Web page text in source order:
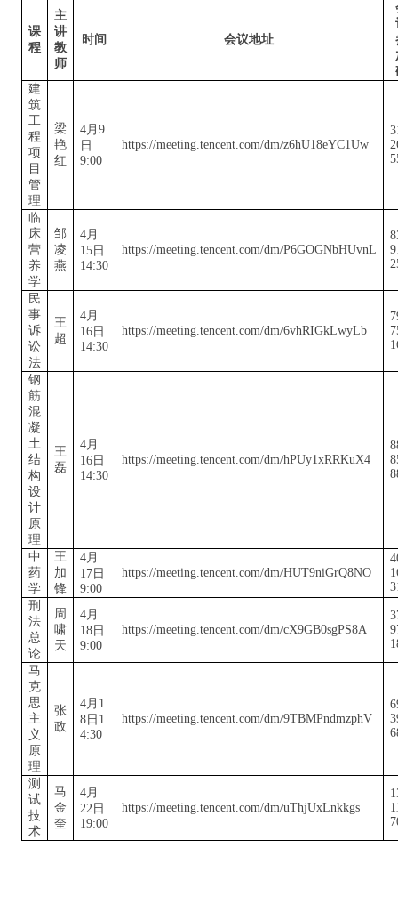
课
程
主
讲
教
师
时间 会议地址
建
筑
工
程
项
目
管
理
梁
艳
红
4月9
日
9:00
https://meeting.tencent.com/dm/z6hU18eYC1Uw
临
床
营
养
学
邹
凌
燕
4月
15日
14:30
https://meeting.tencent.com/dm/P6GOGNbHUvnL
民
事
诉
讼
法
王
超
4月
16日
14:30
https://meeting.tencent.com/dm/6vhRIGkLwyLb
钢
筋
混
凝
土
结
构
设
计
原
理
王
磊
4月
16日
14:30
https://meeting.tencent.com/dm/hPUy1xRRKuX4
中
药
学
王
加
锋
4月
17日
9:00
https://meeting.tencent.com/dm/HUT9niGrQ8NO
刑
法
总
论
周
啸
天
4月
18日
9:00
https://meeting.tencent.com/dm/cX9GB0sgPS8A
马
克
思
主
义
原
理
张
政
4月1
8日1
4:30
https://meeting.tencent.com/dm/9TBMPndmzphV
测
试
技
术
马
金
奎
4月
22日
19:00
https://meeting.tencent.com/dm/uThjUxLnkkgs